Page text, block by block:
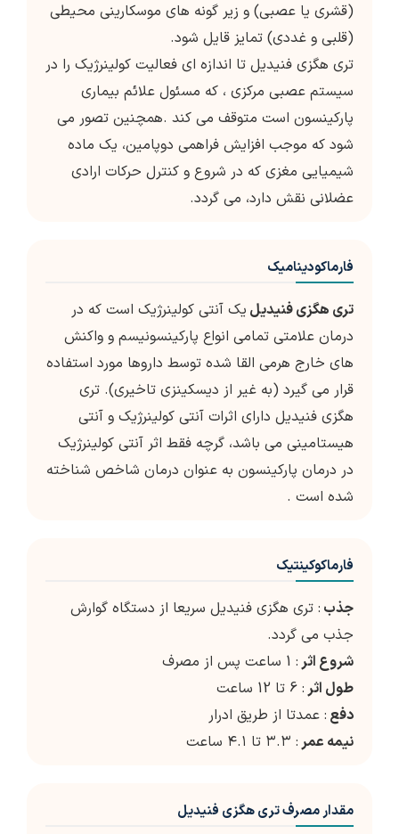
(قشری یا عصبی) و زیر گونه های موسکارینی محیطی
(قلبی و غددی) تمایز قایل شود.
تری هگزی فنیدیل تا اندازه ای فعالیت کولینرژیک را در
سیستم عصبی مرکزی ، که مسئول علائم بیماری
پارکینسون است متوقف می کند .همچنین تصور می
شود که موجب افزایش فراهمی دوپامین، یک ماده
شیمیایی مغزی که در شروع و کنترل حرکات ارادی
عضلانی نقش دارد، می گردد.
فارماکودینامیک
تری هگزی فنیدیل یک آنتی کولینرژیک است که در
درمان علامتی تمامی انواع پارکینسونیسم و واکنش
های خارج هرمی القا شده توسط داروها مورد استفاده
قرار می گیرد (به غیر از دیسکینزی تاخیری). تری
هگزی فنیدیل دارای اثرات آنتی کولینرژیک و آنتی
هیستامینی می باشد، گرچه فقط اثر آنتی کولینرژیک
در درمان پارکینسون به عنوان درمان شاخص شناخته
شده است .
فارماکوکینتیک
جذب : تری هگزی فنیدیل سریعا از دستگاه گوارش
جذب می گردد.
شروع اثر: 1 ساعت پس از مصرف
طول اثر: 6 تا 12 ساعت
دفع : عمدتا از طریق ادرار
نیمه عمر: ۳.۳ تا ۴.۱ ساعت
مقدار مصرف تری هگزی فنیدیل